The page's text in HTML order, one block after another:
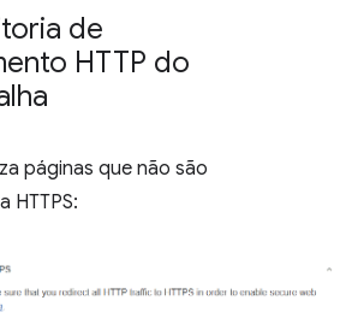
de
HTTP do
páginas que não são
HTTPS: